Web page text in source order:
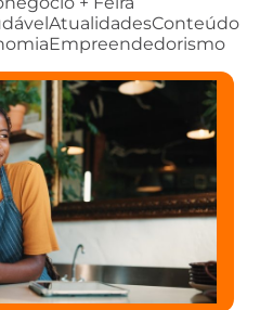
AtualidadesConteúdo
Empreendedorismo